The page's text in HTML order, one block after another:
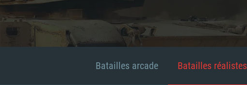
Batailles arcade Batailles réalistes